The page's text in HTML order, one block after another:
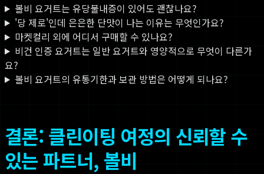
볼비 요거트는 유당불내증이 있어도 괜찮나요?
'당 제로'인데 은은한 단맛이 나는 이유는 무엇인가요?
마켓컬리 외에 어디서 구매할 수 있나요?
비건 인증 요거트는 일반 요거트와 영양적으로 무엇이 다른가
요?
볼비 요거트의 유통기한과 보관 방법은 어떻게 되나요?
결론: 클린이팅 여정의 신뢰할 수
있는 파트너, 볼비